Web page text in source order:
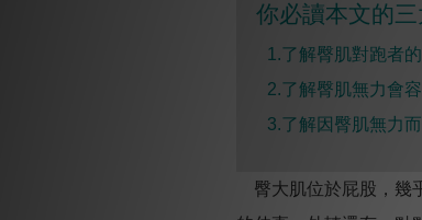
你必讀本文的三
1.了解臀肌對跑者的
2.了解臀肌無力會
3.了解因臀肌無力
臀大肌位於屁股，幾